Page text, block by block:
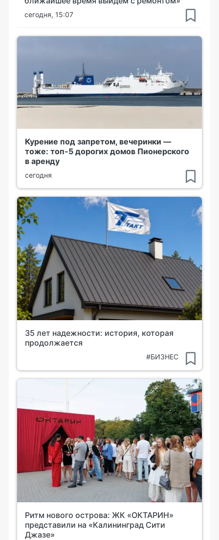
сегодня, 15:07
Курение под запретом, вечеринки —
тоже: топ-5 дорогих домов Пионерского
в аренду
сегодня
35 лет надежности: история, которая
продолжается
#БИЗНЕС
Ритм нового острова: ЖК «ОКТАРИН»
представили на «Калининград Сити
Джазе»